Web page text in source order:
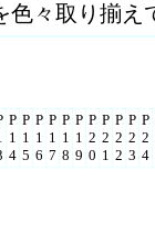
色々取り揃え
P
1
4
P
1
5
P
1
6
P
1
7
P
1
8
P
1
9
P
2
0
P
2
1
P
2
2
P
2
3
P
2
4